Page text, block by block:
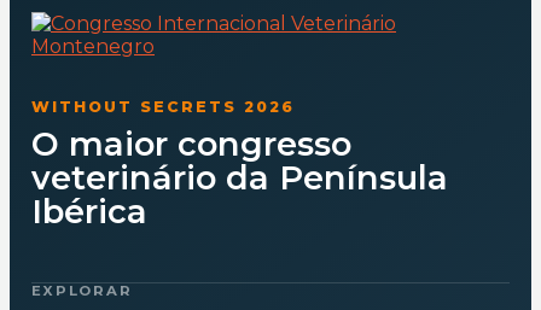
WITHOUT SECRETS 2026
O maior congresso
veterinário da Península
Ibérica
EXPLORAR